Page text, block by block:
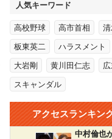
人気キーワード
高校野球 高市首相 清
板東英二 ハラスメント
大岩剛 黄川田仁志
スキャンダル
アクセスランキン
中村倫也